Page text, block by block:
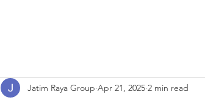
Jatim Raya Group Apr 21, 2025 2 min read